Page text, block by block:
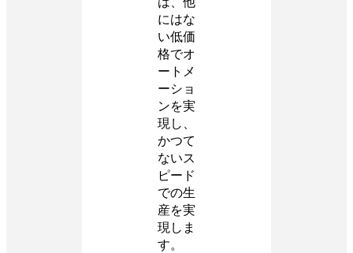
にはな
い低価
格でオ
ートメ
ーショ
ンを実
現し、
かつて
ないス
ピード
での生
産を実
現しま
す。